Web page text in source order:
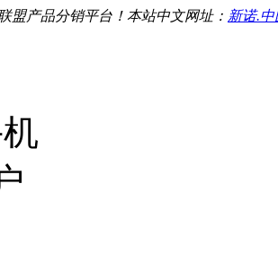
盟产品分销平台！本站中文网址： 新诺.中